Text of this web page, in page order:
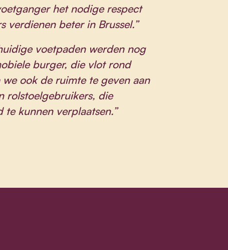
het nodige respect
verdienen beter in Brussel.”
voetpaden werden nog
burger, die vlot rond
ook de ruimte te geven aan
rolstoelgebruikers, die
kunnen verplaatsen.”